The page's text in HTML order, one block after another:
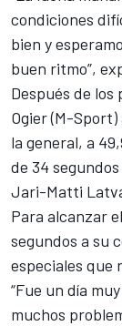
condiciones
bien y
buen ritmo”,
Después de los
Ogier(M-Sport)
la general, a
de 34
Jari-Matti
Para alcanzar
segundos a su
especiales que
“Fue un día
muchos